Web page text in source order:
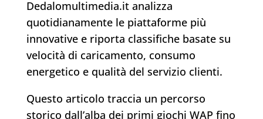
Dedalomultimedia.it analizza
quotidianamente le piattaforme più
innovative e riporta classifiche basate su
velocità di caricamento, consumo
energetico e qualità del servizio clienti.
Questo articolo traccia un percorso
storico dall’alba dei primi giochi WAP fino